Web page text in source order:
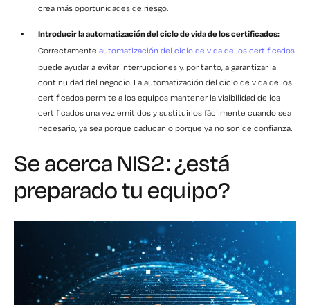
crea más oportunidades de riesgo.
Introducir la automatización del ciclo de vida de los certificados:
Correctamente automatización del ciclo de vida de los certificados
puede ayudar a evitar interrupciones y, por tanto, a garantizar la
continuidad del negocio. La automatización del ciclo de vida de los
certificados permite a los equipos mantener la visibilidad de los
certificados una vez emitidos y sustituirlos fácilmente cuando sea
necesario, ya sea porque caducan o porque ya no son de confianza.
Se acerca NIS2: ¿está
preparado tu equipo?